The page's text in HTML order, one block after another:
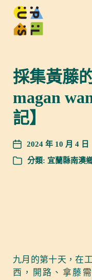
採集黃藤
magan
記】
2024 年 10 月 4 日
分類: 宜蘭縣南澳
九月的第十天，在
西，開路、拿藤